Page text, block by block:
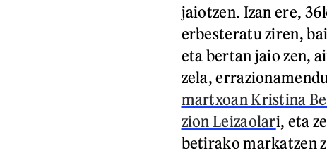
jaiotzen. Izan ere,
erbesteratu ziren,
eta bertan jaio zen,
zela,
martxoan Kristina
zion Leizaolari, eta
betirako markatzen